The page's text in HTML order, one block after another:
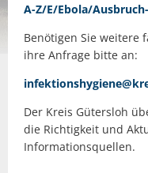
A-Z/E/Ebola/
Benötigen Sie weitere
ihre Anfrage bitte an:
Der Kreis Gütersloh
die Richtigkeit und
Informationsquellen.